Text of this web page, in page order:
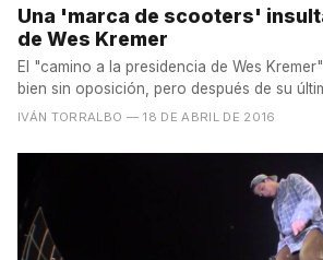
Una 'marca de scooters'
de Wes Kremer
El "camino a la presidencia de Wes
bien sin oposición, pero después de su
IVÁN TORRALBO — 18 DE ABRIL DE 2016